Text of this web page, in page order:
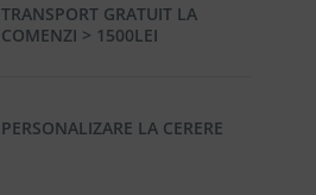
TRANSPORT GRATUIT LA
COMENZI > 1500LEI
PERSONALIZARE LA CERERE